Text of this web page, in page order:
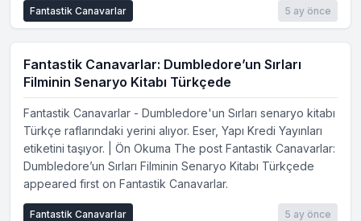
5 ay önce
Fantastik Canavarlar
Fantastik Canavarlar: Dumbledore’un Sırları
Filminin Senaryo Kitabı Türkçede
Fantastik Canavarlar - Dumbledore'un Sırları senaryo kitabı
Türkçe raflarındaki yerini alıyor. Eser, Yapı Kredi Yayınları
etiketini taşıyor. | Ön Okuma The post Fantastik Canavarlar:
Dumbledore’un Sırları Filminin Senaryo Kitabı Türkçede
appeared first on Fantastik Canavarlar.
5 ay önce
Fantastik Canavarlar